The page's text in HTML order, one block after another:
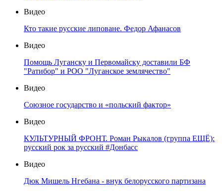
Видео
Кто такие русские липоване. Федор Афанасов
Видео
Помощь Луганску и Первомайску доставили БФ
"Ратибор" и РОО "Луганское землячество"
Видео
Союзное государство и «польский фактор»
Видео
КУЛЬТУРНЫЙ ФРОНТ. Роман Рыкалов (группа ЕЩЁ):
русский рок за русский #Донбасс
Видео
Дюк Мишель Нгебана - внук белорусского партизана